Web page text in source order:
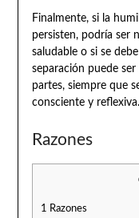
Finalmente, si la
persisten, podría ser
saludable o si se
separación puede
partes, siempre que
consciente y reflexiva.
Razones
1
Razones